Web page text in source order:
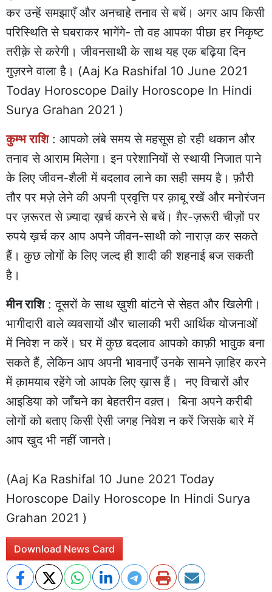
कर उन्हें समझाएँ और अनचाहे तनाव से बचें। अगर आप किसी
परिस्थिति से घबराकर भागेंगे- तो वह आपका पीछा हर निकृष्ट
तरीक़े से करेगी। जीवनसाथी के साथ यह एक बढ़िया दिन
गुज़रने वाला है। (Aaj Ka Rashifal 10 June 2021
Today Horoscope Daily Horoscope In Hindi
Surya Grahan 2021 )
कुम्भ राशि: आपको लंबे समय से महसूस हो रही थकान और
तनाव से आराम मिलेगा। इन परेशानियों से स्थायी निजात पाने
के लिए जीवन-शैली में बदलाव लाने का सही समय है। फ़ौरी
तौर पर मज़े लेने की अपनी प्रवृत्ति पर क़ाबू रखें और मनोरंजन
पर ज़रूरत से ज़्यादा ख़र्च करने से बचें। ग़ैर-ज़रूरी चीज़ों पर
रुपये ख़र्च कर आप अपने जीवन-साथी को नाराज़ कर सकते
हैं। कुछ लोगों के लिए जल्द ही शादी की शहनाई बज सकती
है।
मीन राशि: दूसरों के साथ ख़ुशी बांटने से सेहत और खिलेगी।
भागीदारी वाले व्यवसायों और चालाकी भरी आर्थिक योजनाओं
में निवेश न करें। घर में कुछ बदलाव आपको काफ़ी भावुक बना
सकते हैं, लेकिन आप अपनी भावनाएँ उनके सामने ज़ाहिर करने
में क़ामयाब रहेंगे जो आपके लिए ख़ास हैं। नए विचारों और
आइडिया को जाँचने का बेहतरीन वक़्त। बिना अपने करीबी
लोगों को बताए किसी ऐसी जगह निवेश न करें जिसके बारे में
आप खुद भी नहीं जानते।
(Aaj Ka Rashifal 10 June 2021 Today
Horoscope Daily Horoscope In Hindi Surya
Grahan 2021 )
Download News Card